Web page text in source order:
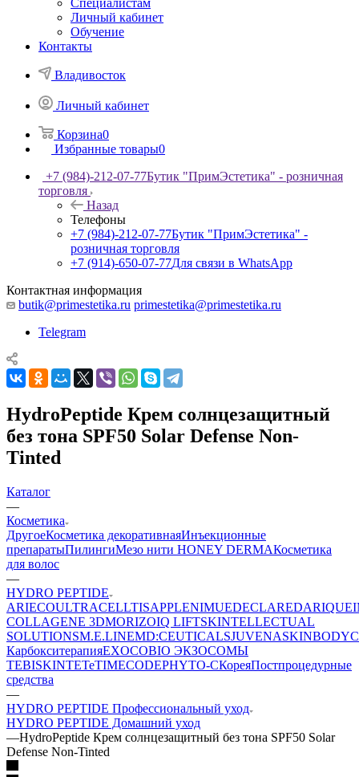
Специалистам
Личный кабинет
Обучение
Контакты
Владивосток
Личный кабинет
Корзина0
Избранные товары0
+7 (984)-212-07-77Бутик "ПримЭстетика" - розничная
торговля
Назад
Телефоны
+7 (984)-212-07-77Бутик "ПримЭстетика" -
розничная торговля
+7 (914)-650-07-77Для связи в WhatsApp
Контактная информация
butik@primestetika.ru primestetika@primestetika.ru
Telegram
HydroPeptide Крем солнцезащитный
без тона SPF50 Solar Defense Non-
Tinted
Каталог
—
Косметика
ДругоеКосметика декоративнаяИнъекционные
препаратыПилингиМезо нити HONEY DERMAКосметика
для волос
—
HYDRO PEPTIDE
ARIECOULTRACELLTISAPPLENIMUEDECLAREDARIQUE
COLLAGENE 3DMORIZOIQ LIFTSKINTELLECTUAL
SOLUTIONSM.E.LINEMD:CEUTICALSJUVENASKINBODY
КарбокситерапияEXOCOBIO ЭКЗОСОМЫ
TEBISKINTETeTIMECODEPHYTO-CКореяПостпроцедурные
средства
—
HYDRO PEPTIDE Профессиональный уход
HYDRO PEPTIDE Домашний уход
—HydroPeptide Крем солнцезащитный без тона SPF50 Solar
Defense Non-Tinted